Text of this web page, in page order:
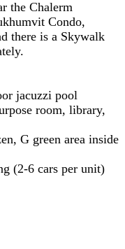
the Chalerm
Condo,
there is a Skywalk
jacuzzi pool
room, library,
G green area inside
(2-6 cars per unit)